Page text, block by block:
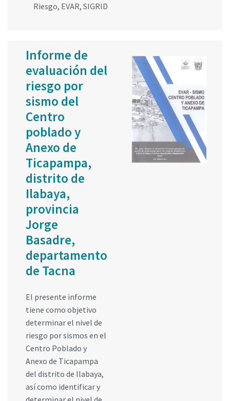
Riesgo, EVAR, SIGRID
Informe de
evaluación del
riesgo por
sismo del
Centro
poblado y
Anexo de
Ticapampa,
distrito de
Ilabaya,
provincia
Jorge
Basadre,
departamento
de Tacna
El presente informe
tiene como objetivo
determinar el nivel de
riesgo por sismos en el
Centro Poblado y
Anexo de Ticapampa
del distrito de Ilabaya,
así como identificar y